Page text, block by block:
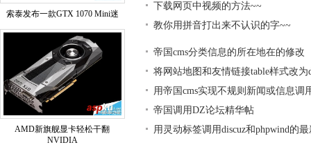
索泰发布一款GTX 1070 Mini迷
AMD新旗舰显卡轻松干翻
NVIDIA
下载网页中视频的方法~~
教你用拼音打出来不认识的字~~
帝国cms分类信息的所在地在的修改
将网站地图和友情链接table样式改为
用帝国cms实现不规则新闻或信息调
帝国调用DZ论坛精华帖
用灵动标签调用discuz和phpwind的